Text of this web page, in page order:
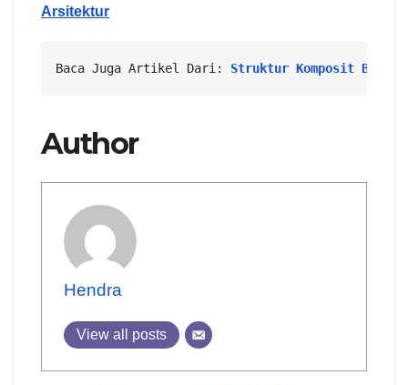
Arsitektur
Baca Juga Artikel Dari: Struktur Komposit
Author
Hendra
View all posts